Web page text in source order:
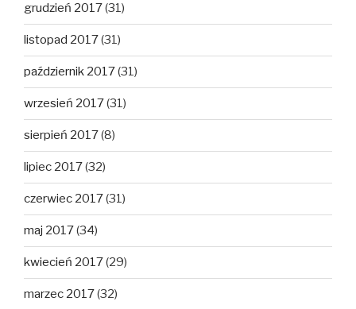
grudzień 2017(31)
listopad 2017(31)
październik 2017(31)
wrzesień 2017(31)
sierpień 2017(8)
lipiec 2017(32)
czerwiec 2017(31)
maj 2017(34)
kwiecień 2017(29)
marzec 2017(32)